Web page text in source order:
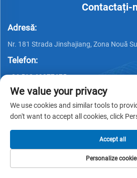
Contactați-
Adresă:
Nr. 181 Strada Jinshajiang, Zona Nouă
Telefon:
+86 512 69377675
Email:
Complaint E-maill:[email protected]
We value your privacy
We use cookies and similar tools to
don't want to accept all cookies, click
Personalize
Accept all